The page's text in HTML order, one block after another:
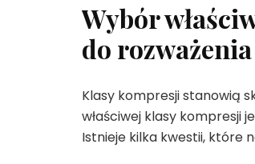
Wybór
do rozważenia
Klasy kompresji stanowią
właściwej klasy kompresji
Istnieje kilka kwestii, które